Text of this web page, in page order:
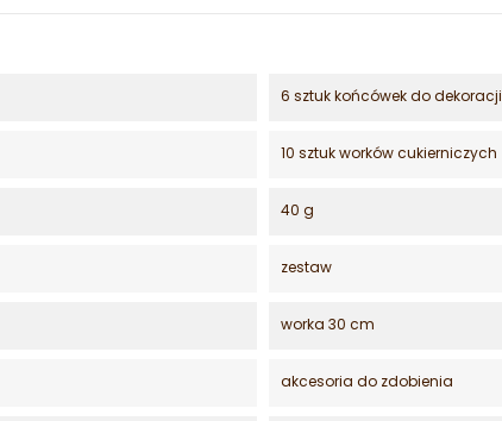
6 sztuk końcówek do dekoracji
10 sztuk worków cukierniczych
40 g
zestaw
worka 30 cm
akcesoria do zdobienia